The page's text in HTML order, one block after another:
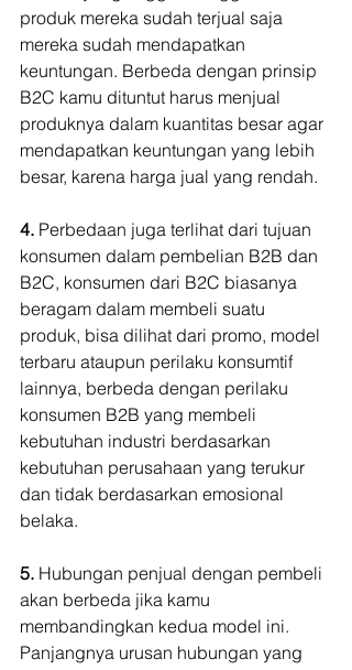
produk mereka sudah terjual saja
mereka sudah mendapatkan
keuntungan. Berbeda dengan prinsip
B2C kamu dituntut harus menjual
produknya dalam kuantitas besar agar
mendapatkan keuntungan yang lebih
besar, karena harga jual yang rendah.
4. Perbedaan juga terlihat dari tujuan
konsumen dalam pembelian B2B dan
B2C, konsumen dari B2C biasanya
beragam dalam membeli suatu
produk, bisa dilihat dari promo, model
terbaru ataupun perilaku konsumtif
lainnya, berbeda dengan perilaku
konsumen B2B yang membeli
kebutuhan industri berdasarkan
kebutuhan perusahaan yang terukur
dan tidak berdasarkan emosional
belaka.
5. Hubungan penjual dengan pembeli
akan berbeda jika kamu
membandingkan kedua model ini.
Panjangnya urusan hubungan yang